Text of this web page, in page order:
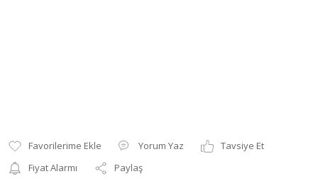
Yorum Yaz
Tavsiye Et
Fiyat Alarmı
Paylaş